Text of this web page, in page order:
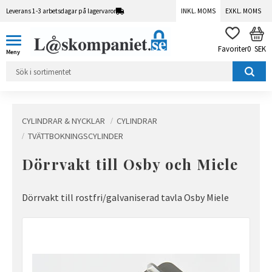
Leverans 1-3 arbetsdagar på lagervaror INKL. MOMS EXKL. MOMS
FAVORITER
0 SEK
CYLINDRAR & NYCKLAR
CYLINDRAR
TVÄTTBOKNINGSCYLINDER
Dörrvakt till Osby och Miele
Dörrvakt till rostfri/galvaniserad tavla Osby Miele